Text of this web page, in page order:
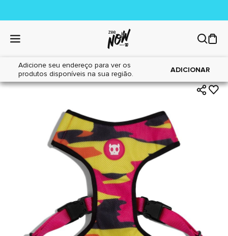
Adicione seu endereço para ver os
produtos disponíveis na sua região.
ADICIONAR
Home|Cães|Acessórios